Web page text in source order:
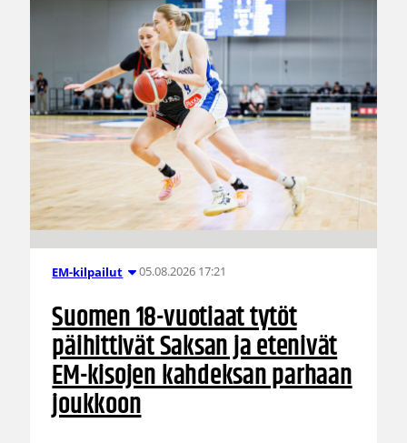
EM-kilpailut 05.08.2026 17:21
Suomen 18-vuotiaat tytöt
päihittivät Saksan ja etenivät
EM-kisojen kahdeksan parhaan
joukkoon